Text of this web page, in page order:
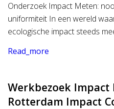
Onderzoek Impact Meten:
uniformiteit In een wereld
ecologische impact steeds
Read_more
Werkbezoek Impact
Rotterdam Impact